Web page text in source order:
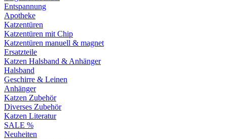
Entspannung
Apotheke
Katzentüren
Katzentüren mit Chip
Katzentüren manuell & magnet
Ersatzteile
Katzen Halsband & Anhänger
Halsband
Geschirre & Leinen
Anhänger
Katzen Zubehör
Diverses Zubehör
Katzen Literatur
SALE %
Neuheiten